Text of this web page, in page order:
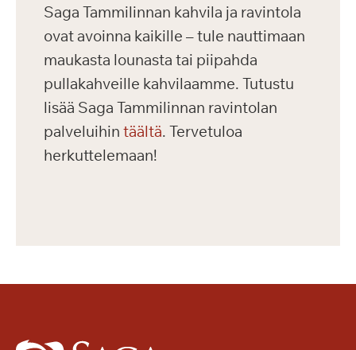
Saga Tammilinnan kahvila ja ravintola
ovat avoinna kaikille – tule nauttimaan
maukasta lounasta tai piipahda
pullakahveille kahvilaamme. Tutustu
lisää Saga Tammilinnan ravintolan
palveluihin täältä. Tervetuloa
herkuttelemaan!